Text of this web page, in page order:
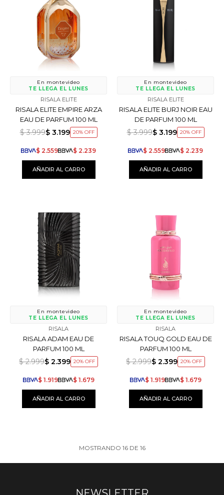
En montevideo
TE LLEGA EL LUNES
RISALA ELITE
RISALA ELITE EMPIRE ARZA
EAU DE PARFUM 100 ML
$ 3.199
$ 3.999 20
$ 2.239
$ 2.559
En montevideo
TE LLEGA EL LUNES
RISALA ELITE
RISALA ELITE BURJ NOIR EAU
DE PARFUM 100 ML
$ 3.199
$ 3.999 20
$ 2.239
$ 2.559
En montevideo
TE LLEGA EL LUNES
RISALA
RISALA ADAM EAU DE
PARFUM 100 ML
$ 2.399
$ 2.999 20
$ 1.679
$ 1.919
En montevideo
TE LLEGA EL LUNES
RISALA
RISALA TOUQ GOLD EAU DE
PARFUM 100 ML
$ 2.399
$ 2.999 20
$ 1.679
$ 1.919
MOSTRANDO 16DE 16